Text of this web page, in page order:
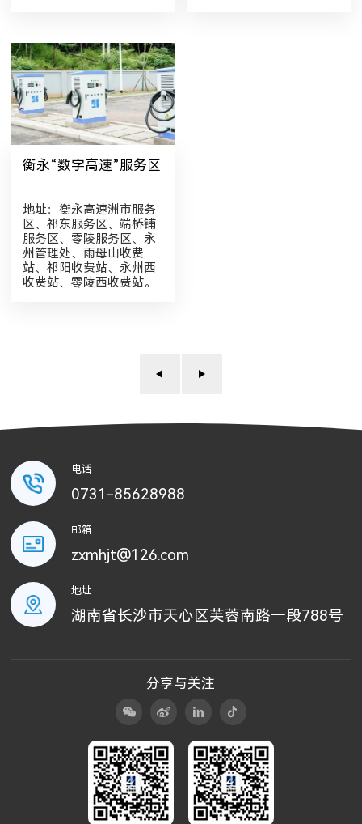
衡永“数字高速”服务区
地址：衡永高速洲市服务
区、祁东服务区、端桥铺
服务区、零陵服务区、永
州管理处、雨母山收费
站、祁阳收费站、永州西
收费站、零陵西收费站。
电话
0731-85628988
邮箱
zxmhjt@126.com
地址
湖南省长沙市天心区芙蓉南路一段788号
分享与关注